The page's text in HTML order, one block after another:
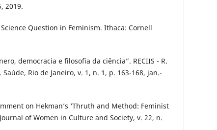
2019.
Science Question in Feminism. Ithaca: Cornell
democracia e filosofia da ciência”. RECIIS - R.
Rio de Janeiro, v. 1, n. 1, p. 163-168, jan.-
on Hekman’s ‘Thruth and Method: Feminist
of Women in Culture and Society, v. 22, n.